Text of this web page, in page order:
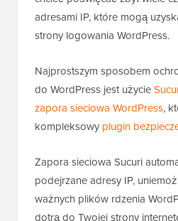
3. Ochrona logowania
pomocą zapory
chcieć poświęcać zbyt wiele
adresami IP, które mogą
strony logowania WordPress.